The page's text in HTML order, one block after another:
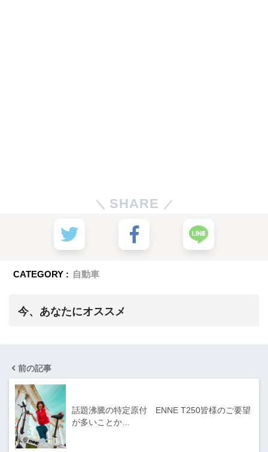
SHARE
CATEGORY : 自動車
今、あなたにオススメ
前の記事
話題沸騰の特定原付 ENNE T250皆様のご要望
が多いことか…